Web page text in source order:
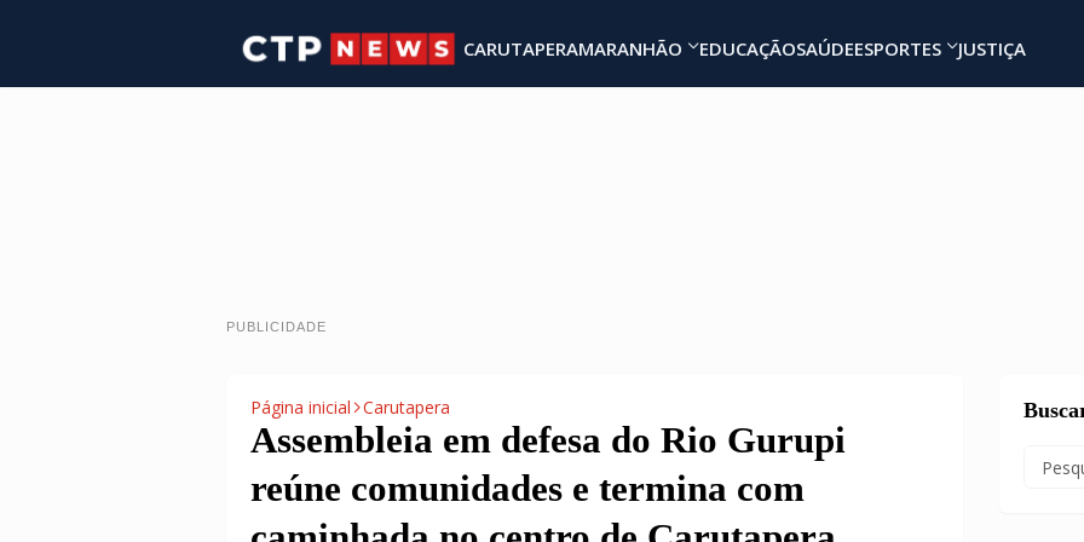
CARUTAPERAMARANHÃO EDUCAÇÃOSAÚDEESPORTES JUSTIÇA
PUBLICIDADE
Página inicial Carutapera
Assembleia em defesa do Rio Gurupi
reúne comunidades e termina com